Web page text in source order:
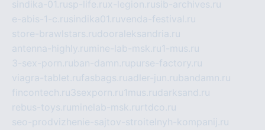
sindika-01.rusp-life.rux-legion.rusib-archives.ru
e-abis-1-c.rusindika01.ruvenda-festival.ru
store-brawlstars.rudooraleksandria.ru
antenna-highly.ru mine-lab-msk.ru1-mus.ru
3-sex-porn.ruban-damn.rupurse-factory.ru
viagra-tablet.rufasbags.ruadler-jun.rubandamn.ru
fincontech.ru3sexporn.ru1mus.rudarksand.ru
rebus-toys.ru minelab-msk.ru rtdco.ru
seo-prodvizhenie-sajtov-stroitelnyh-kompanij.ru